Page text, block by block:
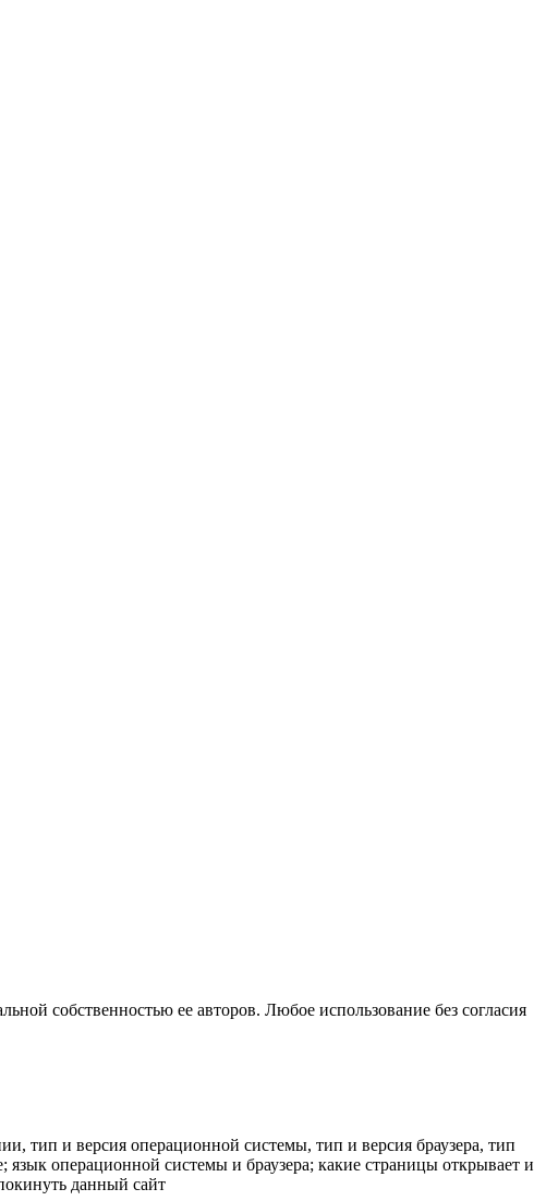
собственностью ее авторов. Любое использование без согласия
тип и версия операционной системы, тип и версия браузера, тип
язык операционной системы и браузера; какие страницы открывает и
данный сайт